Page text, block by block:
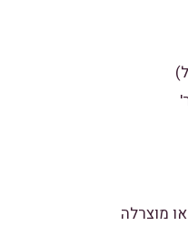
מוצרלה